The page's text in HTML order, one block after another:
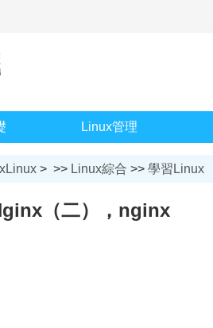
Linux管理
> >> Linux綜合 >> 學習Linux
（二），nginx